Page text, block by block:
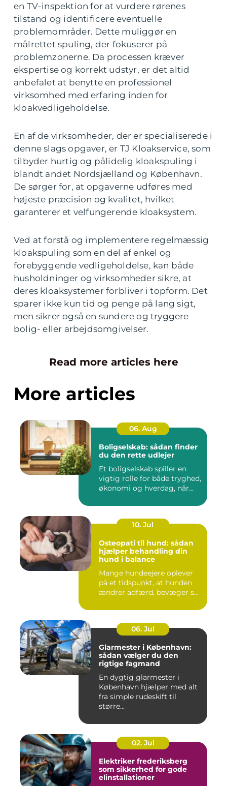
en TV-inspektion for at vurdere rørenes
tilstand og identificere eventuelle
problemområder. Dette muliggør en
målrettet spuling, der fokuserer på
problemzonerne. Da processen kræver
ekspertise og korrekt udstyr, er det altid
anbefalet at benytte en professionel
virksomhed med erfaring inden for
kloakvedligeholdelse.
En af de virksomheder, der er specialiserede i
denne slags opgaver, er TJ Kloakservice, som
tilbyder hurtig og pålidelig kloakspuling i
blandt andet Nordsjælland og København.
De sørger for, at opgaverne udføres med
højeste præcision og kvalitet, hvilket
garanterer et velfungerende kloaksystem.
Ved at forstå og implementere regelmæssig
kloakspuling som en del af enkel og
forebyggende vedligeholdelse, kan både
husholdninger og virksomheder sikre, at
deres kloaksystemer forbliver i topform. Det
sparer ikke kun tid og penge på lang sigt,
men sikrer også en sundere og tryggere
bolig- eller arbejdsomgivelser.
Read more articles here
More articles
06. Aug
Boligselskab: sådan finder
du den rette udlejer
Et boligselskab spiller en
vigtig rolle for både tryghed,
økonomi og hverdag, når...
10. Jul
Osteopati til hund: sådan
hjælper behandling din
hund i balance
Mange hundeejere oplever
på et tidspunkt, at hunden
ændrer adfærd, bevæger s...
06. Jul
Glarmester i København:
sådan vælger du den
rigtige fagmand
En dygtig glarmester i
København hjælper med alt
fra simple rudeskift til
større...
02. Jul
Elektriker frederiksberg
som sikkerhed for gode
elinstallationer